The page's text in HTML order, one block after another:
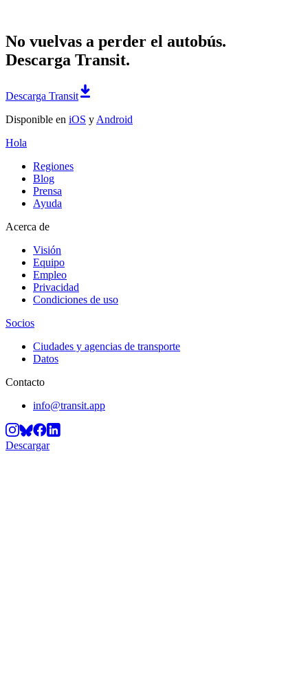
No vuelvas a perder el autobús.
Descarga Transit.
Descarga Transit
Disponible en iOS y Android
Hola
Regiones
Blog
Prensa
Ayuda
Acerca de
Visión
Equipo
Empleo
Privacidad
Condiciones de uso
Socios
Ciudades y agencias de transporte
Datos
Contacto
info@transit.app
Descargar